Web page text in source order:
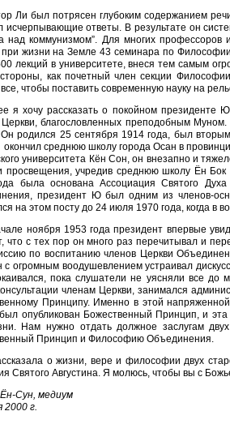
Ли был потрясен глубоким содержанием
исчерпывающие ответы. В результате он
над коммунизмом”. Для многих профессоров
жизни на Земле 43 семинара по
лекций в университете, внеся тем самым
стороны, как почетный член секции
чтобы поставить современную науку на
я хочу рассказать о покойном
благословленных преподобным
Он родился 25 сентября 1914 года, был
окончил среднюю школу города Осан в
университета Кён Сон, он внезапно и
просвещения, учредив среднюю школу Ён
была основана Ассоциация Святого
президент Ю был одним из членов-
на этом посту до 24 июля 1970 года, когда в
ноября 1953 года президент впервые
что с тех пор он много раз перечитывал и
по воспитанию членов Церкви
с огромным воодушевлением устраивал
пока слушатели не уясняли все
членам Церкви, занимался
Принципу. Именно в этой
опубликован Божественный Принцип, и
Нам нужно отдать должное заслугам
Принцип и Философию Объединения.
о жизни, вере и философии двух
Святого Августина. Я молюсь, чтобы вы с
Сун, медиум
2000 г.